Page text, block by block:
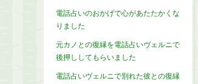
電話占いのおかげで心があたたかくな
りました
元カノとの復縁を電話占いヴェルニで
後押ししてもらいました
電話占いヴェルニで別れた彼との復縁